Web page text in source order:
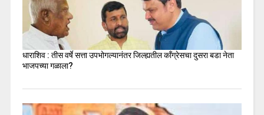
धाराशिव : तीस वर्षे सत्ता उपभोगल्यानंतर जिल्ह्यतील कॉंग्रेसचा दुसरा बडा नेता
भाजपच्या गळाला?